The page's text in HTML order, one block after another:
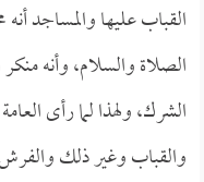
القباب عليها والمساجد أنه
الصلاة والسلام، وأنه
الشرك، ولهذا لما رأى
والقباب وغير ذلك والفرش